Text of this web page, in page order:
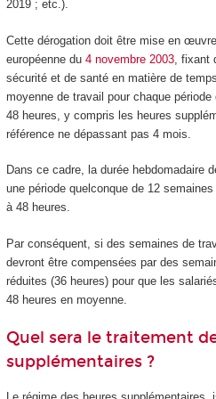
2019 ; etc.).
Cette dérogation doit être mise en
européenne du 4 novembre 2003, fixant
sécurité et de santé en matière de
moyenne de travail pour chaque période
48 heures, y compris les heures
référence ne dépassant pas 4 mois.
Dans ce cadre, la durée hebdomadaire
une période quelconque de 12
à 48 heures.
Par conséquent, si des semaines de
devront être compensées par des
réduites (36 heures) pour que les
48 heures en moyenne.
Quel sera le traitement
supplémentaires ?